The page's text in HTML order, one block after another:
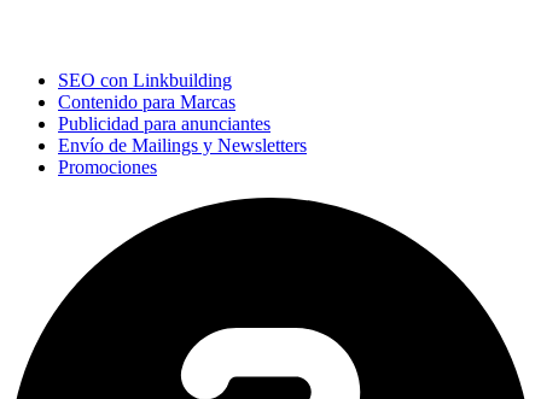
SEO con Linkbuilding
Contenido para Marcas
Publicidad para anunciantes
Envío de Mailings y Newsletters
Promociones